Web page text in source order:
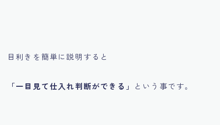
目利きを簡単に説明すると
「一目見て仕入れ判断ができる」 という事です。